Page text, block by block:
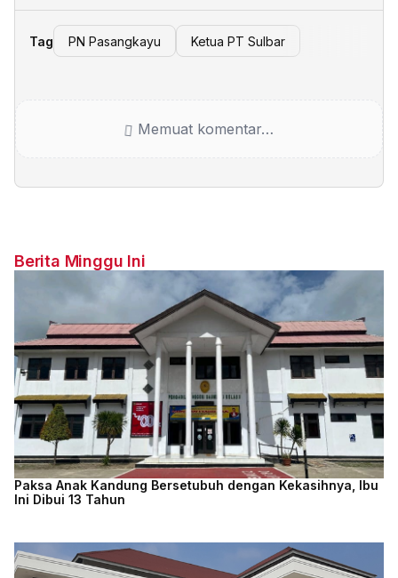
Tag PN Pasangkayu Ketua PT Sulbar
Memuat komentar…
Berita Minggu Ini
Paksa Anak Kandung Bersetubuh dengan Kekasihnya, Ibu
Ini Dibui 13 Tahun